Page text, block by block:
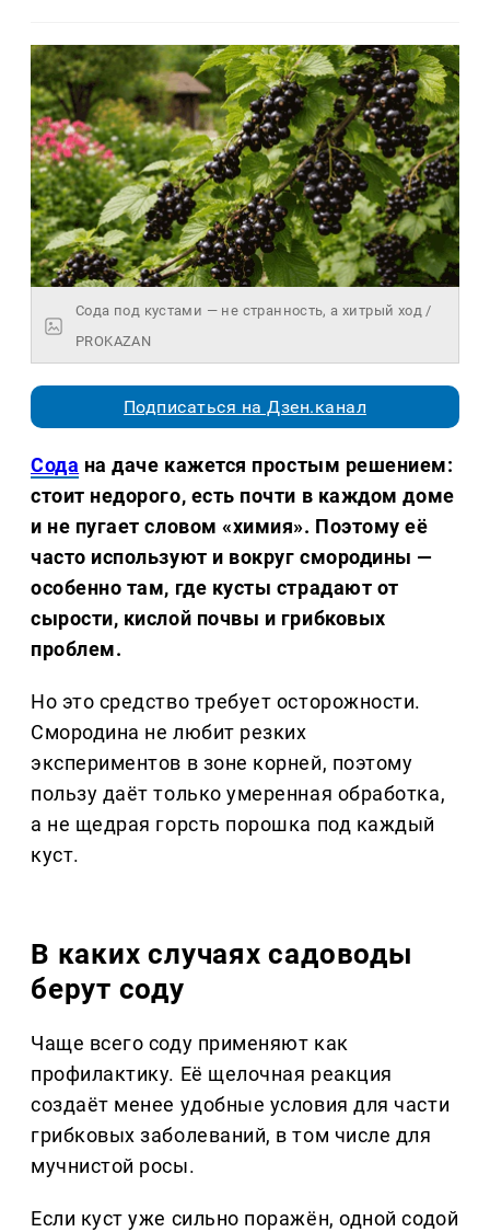
Сода под кустами — не странность, а хитрый ход /
PROKAZAN
Подписаться на Дзен.канал
Сода на даче кажется простым решением:
стоит недорого, есть почти в каждом доме
и не пугает словом «химия». Поэтому её
часто используют и вокруг смородины —
особенно там, где кусты страдают от
сырости, кислой почвы и грибковых
проблем.
Но это средство требует осторожности.
Смородина не любит резких
экспериментов в зоне корней, поэтому
пользу даёт только умеренная обработка,
а не щедрая горсть порошка под каждый
куст.
В каких случаях садоводы
берут соду
Чаще всего соду применяют как
профилактику. Её щелочная реакция
создаёт менее удобные условия для части
грибковых заболеваний, в том числе для
мучнистой росы.
Если куст уже сильно поражён, одной содой